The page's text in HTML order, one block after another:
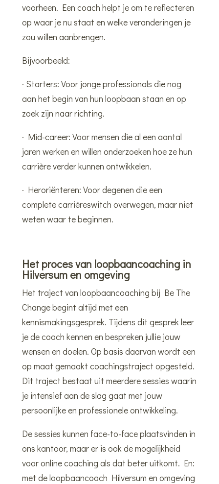
voorheen. Een coach helpt je om te reflecteren
op waar je nu staat en welke veranderingen je
zou willen aanbrengen.
Bijvoorbeeld:
· Starters: Voor jonge professionals die nog
aan het begin van hun loopbaan staan en op
zoek zijn naar richting.
· Mid-career: Voor mensen die al een aantal
jaren werken en willen onderzoeken hoe ze hun
carrière verder kunnen ontwikkelen.
· Heroriënteren: Voor degenen die een
complete carrièreswitch overwegen, maar niet
weten waar te beginnen.
Het proces van loopbaancoaching in
Hilversum en omgeving
Het traject van loopbaancoaching bij Be The
Change begint altijd met een
kennismakingsgesprek. Tijdens dit gesprek leer
je de coach kennen en bespreken jullie jouw
wensen en doelen. Op basis daarvan wordt een
op maat gemaakt coachingstraject opgesteld.
Dit traject bestaat uit meerdere sessies waarin
je intensief aan de slag gaat met jouw
persoonlijke en professionele ontwikkeling.
De sessies kunnen face-to-face plaatsvinden in
ons kantoor, maar er is ook de mogelijkheid
voor online coaching als dat beter uitkomt. En:
met de loopbaancoach Hilversum en omgeving